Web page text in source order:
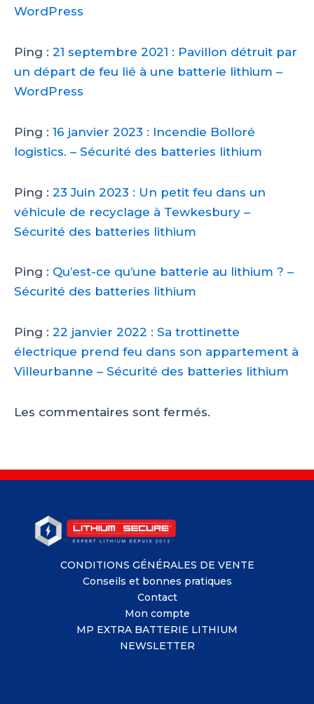
WordPress
Ping : 21 septembre 2021 : Pavillon détruit par
un départ de feu lié à une batterie lithium –
WordPress
Ping : 16 janvier 2023 : Incendie Bolloré
logistics. – Sécurité des batteries lithium
Ping : 23 Juin 2023 : Un petit feu dans un
véhicule de recyclage à Tewkesbury –
Sécurité des batteries lithium
Ping : Qu’est-ce qu’une batterie au lithium ? –
Sécurité des batteries lithium
Ping : 22 janvier 2022 : Sa trottinette
électrique prend feu dans son appartement à
Villeurbanne – Sécurité des batteries lithium
Les commentaires sont fermés.
CONDITIONS GÉNÉRALES DE VENTE
Conseils et bonnes pratiques
Contact
Mon compte
MP EXTRA BATTERIE LITHIUM
NEWSLETTER